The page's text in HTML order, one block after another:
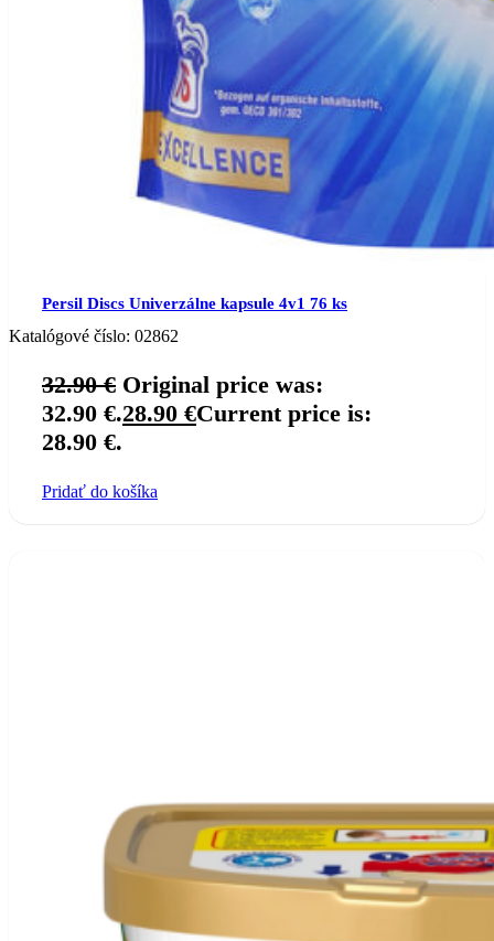
Persil Discs Univerzálne kapsule 4v1 76 ks
Katalógové číslo: 02862
32.90€ Original price was:
32.90 €.28.90 €Current price is:
28.90 €.
Pridať do košíka